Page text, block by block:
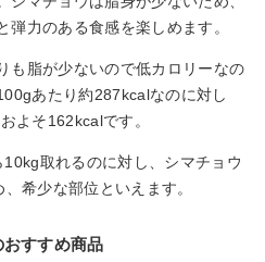
力のある食感を楽しめます。
も脂が少ないので低カロリーなの
あたり約287kcalなのに対し
よそ162kcalです。
取れるのに対し、シマチョウ
希少な部位といえます。
すすめ商品